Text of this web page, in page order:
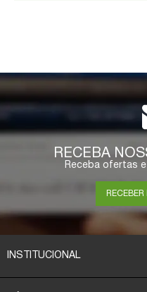
RECEBA
Receba ofertas
INSTITUCIONAL